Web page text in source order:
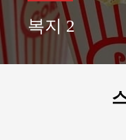
복지 2